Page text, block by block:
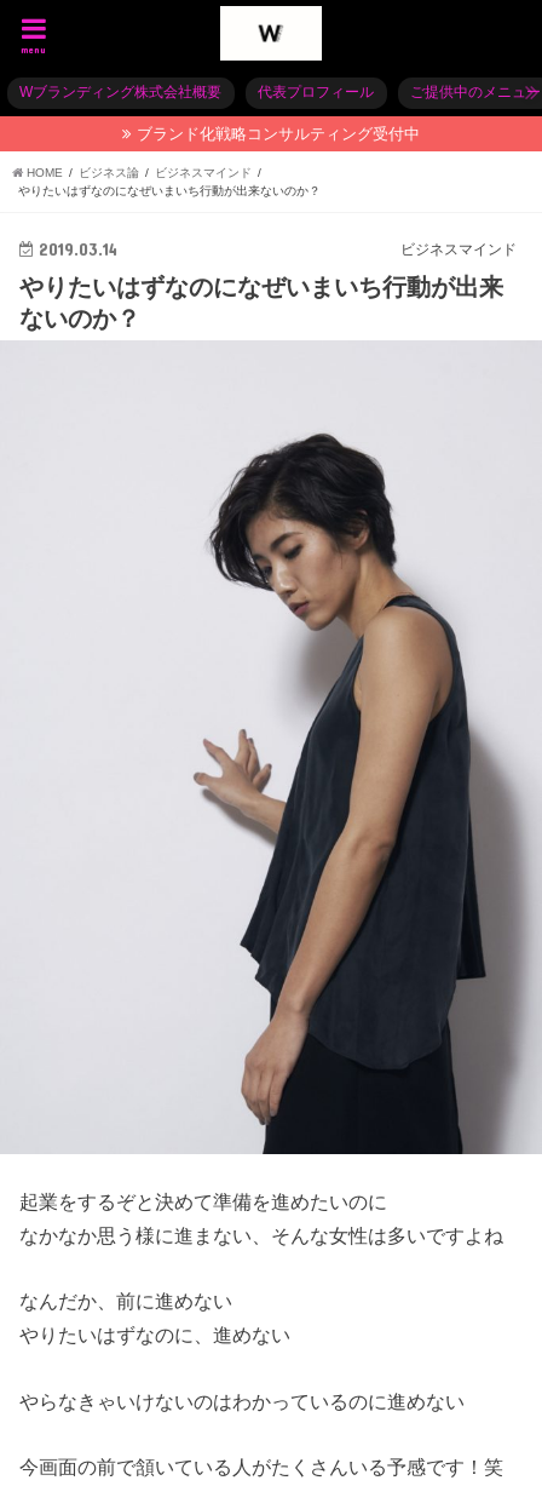
menu
Wブランディング株式会社概要 代表プロフィール ご提供中のメニュー
ブランド化戦略コンサルティング受付中
HOME ビジネス論
ビジネスマインド
やりたいはずなのになぜいまいち行動が出来ないのか？
ビジネスマインド
2019.03.14
やりたいはずなのになぜいまいち行動が出来
ないのか？
起業をするぞと決めて準備を進めたいのに
なかなか思う様に進まない、そんな女性は多いですよね
なんだか、前に進めない
やりたいはずなのに、進めない
やらなきゃいけないのはわかっているのに進めない
今画面の前で頷いている人がたくさんいる予感です！笑